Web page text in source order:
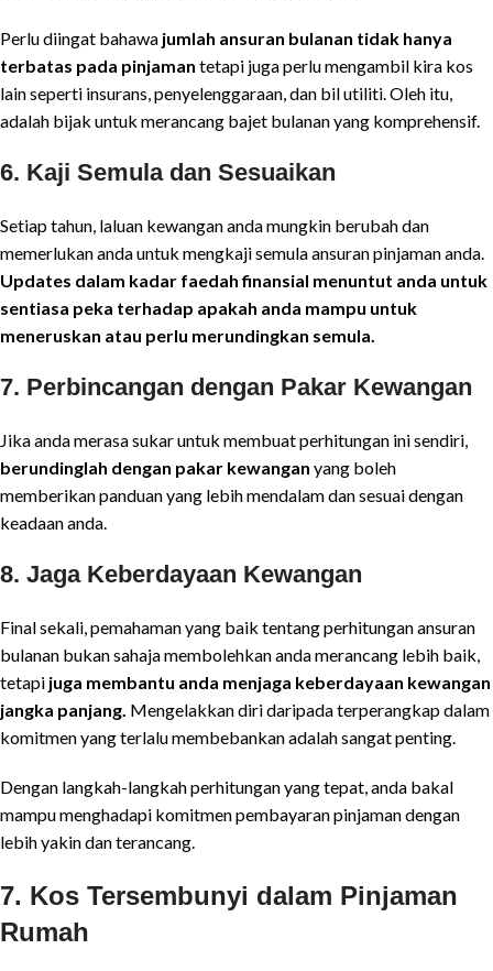
Perlu diingat bahawa jumlah ansuran bulanan tidak hanya
terbatas pada pinjaman tetapi juga perlu mengambil kira kos
lain seperti insurans, penyelenggaraan, dan bil utiliti. Oleh itu,
adalah bijak untuk merancang bajet bulanan yang komprehensif.
6. Kaji Semula dan Sesuaikan
Setiap tahun, laluan kewangan anda mungkin berubah dan
memerlukan anda untuk mengkaji semula ansuran pinjaman anda.
Updates dalam kadar faedah finansial menuntut anda untuk
sentiasa peka terhadap apakah anda mampu untuk
meneruskan atau perlu merundingkan semula.
7. Perbincangan dengan Pakar Kewangan
Jika anda merasa sukar untuk membuat perhitungan ini sendiri,
berundinglah dengan pakar kewangan yang boleh
memberikan panduan yang lebih mendalam dan sesuai dengan
keadaan anda.
8. Jaga Keberdayaan Kewangan
Final sekali, pemahaman yang baik tentang perhitungan ansuran
bulanan bukan sahaja membolehkan anda merancang lebih baik,
tetapi juga membantu anda menjaga keberdayaan kewangan
jangka panjang. Mengelakkan diri daripada terperangkap dalam
komitmen yang terlalu membebankan adalah sangat penting.
Dengan langkah-langkah perhitungan yang tepat, anda bakal
mampu menghadapi komitmen pembayaran pinjaman dengan
lebih yakin dan terancang.
7. Kos Tersembunyi dalam Pinjaman
Rumah